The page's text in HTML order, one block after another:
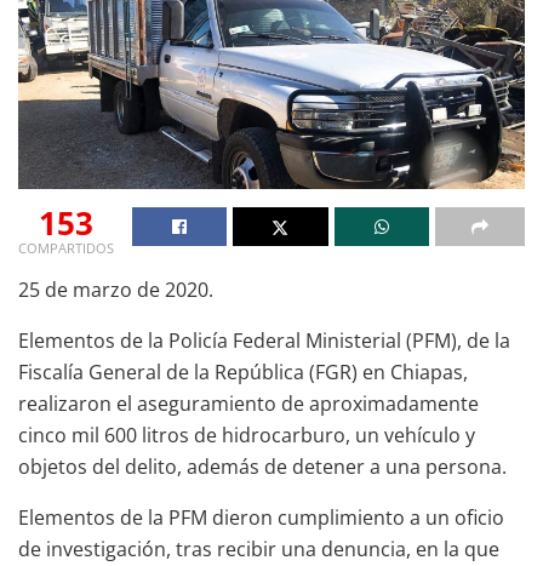
153
COMPARTIDOS
25 de marzo de 2020.
Elementos de la Policía Federal Ministerial (PFM), de la
Fiscalía General de la República (FGR) en Chiapas,
realizaron el aseguramiento de aproximadamente
cinco mil 600 litros de hidrocarburo, un vehículo y
objetos del delito, además de detener a una persona.
Elementos de la PFM dieron cumplimiento a un oficio
de investigación, tras recibir una denuncia, en la que